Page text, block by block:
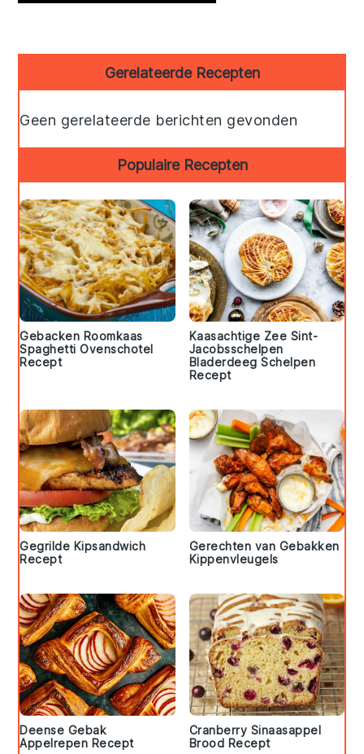
Sidebar
Gerelateerde Recepten
Geen gerelateerde berichten gevonden
Populaire Recepten
Gebacken Roomkaas
Spaghetti Ovenschotel
Recept
Kaasachtige Zee Sint-
Jacobsschelpen
Bladerdeeg Schelpen
Recept
Gegrilde Kipsandwich
Recept
Gerechten van Gebakken
Kippenvleugels
Deense Gebak
Appelrepen Recept
Cranberry Sinaasappel
Brood Recept